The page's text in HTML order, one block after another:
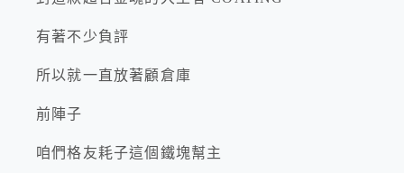
有著不少負評
所以就一直放著顧倉庫
前陣子
咱們格友耗子這個鐵塊幫主